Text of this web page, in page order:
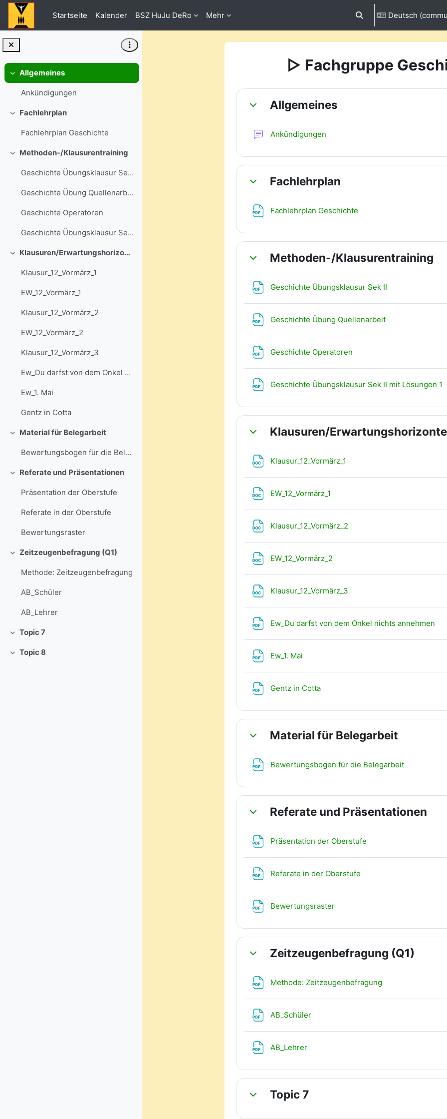
Zum Hauptinhalt
Startseite
Kalender BSZ HuJu DeRo Mehr Sucheingabe umschalten
Deutsch
Einklappen
Allgemeines
Ankündigungen
Einklappen
Fachlehrplan
Fachlehrplan Geschichte
Einklappen
Methoden-/Klausurentraining
Geschichte Übungsklausur Sek II
Geschichte Übung Quellenarbeit
Geschichte Operatoren
Geschichte Übungsklausur Sek II mit Lösungen 1
Einklappen Klausuren/Erwartungshorizonte
Klausur_12_Vormärz_1
EW_12_Vormärz_1
Klausur_12_Vormärz_2
EW_12_Vormärz_2
Klausur_12_Vormärz_3
Ew_Du darfst von dem Onkel nichts annehmen
Ew_1. Mai
Gentz in Cotta
Einklappen
Material für Belegarbeit
Bewertungsbogen für die Belegarbeit
Einklappen
Referate und Präsentationen
Präsentation der Oberstufe
Referate in der Oberstufe
Bewertungsraster
Einklappen
Zeitzeugenbefragung (Q1)
Methode: Zeitzeugenbefragung
AB_Schüler
AB_Lehrer
Einklappen
Topic 7
Einklappen
Topic 8
▻ Fachgruppe
Abschnittsübersicht
EinklappenAllgemeines
Ankündigungen
EinklappenFachlehrplan
Fachlehrplan Geschichte
EinklappenMethoden-/Klausurentraining
Geschichte Übungsklausur Sek II
Geschichte Übung Quellenarbeit
Geschichte Operatoren
Geschichte Übungsklausur Sek II mit Lösungen 1
EinklappenKlausuren/Erwartungshorizonte
Klausur_12_Vormärz_1
EW_12_Vormärz_1
Klausur_12_Vormärz_2
EW_12_Vormärz_2
Klausur_12_Vormärz_3
Ew_Du darfst von dem Onkel nichts annehmen
Ew_1. Mai
Gentz in Cotta
EinklappenMaterial für Belegarbeit
Bewertungsbogen für die Belegarbeit
EinklappenReferate und Präsentationen
Präsentation der Oberstufe
Referate in der Oberstufe
Bewertungsraster
EinklappenZeitzeugenbefragung (Q1)
Methode: Zeitzeugenbefragung
AB_Schüler
AB_Lehrer
EinklappenTopic 7